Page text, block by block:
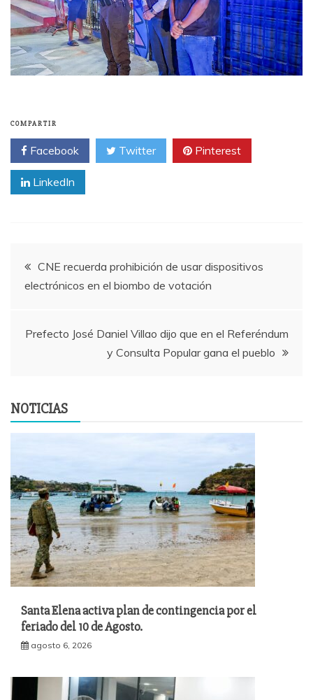
COMPARTIR
Facebook Twitter Pinterest
LinkedIn
Navegación
de
entradas
CNE recuerda prohibición de usar dispositivos
electrónicos en el biombo de votación
Prefecto José Daniel Villao dijo que en el Referéndum
y Consulta Popular gana el pueblo
NOTICIAS
Santa Elena activa plan de contingencia por el
feriado del 10 de Agosto.
agosto 6, 2026